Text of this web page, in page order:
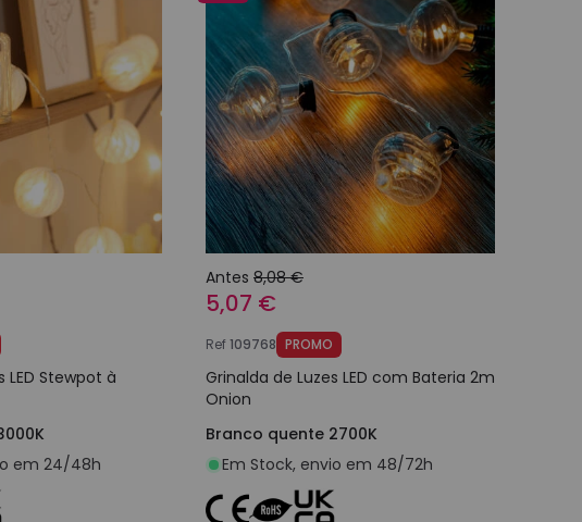
LED Stewpot à
em 24/48h
Antes 8,08 €
5,07 €
Ref109768 PROMO
Grinalda de Luzes LED com Bateria 2m
Onion
Branco quente 2700K
Em Stock, envio em 48/72h